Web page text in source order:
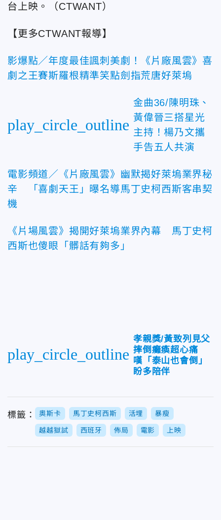
台上映。（CTWANT）
【更多CTWANT報導】
影爆點／年度最佳諷刺美劇！《片廠風雲》喜
劇之王賽斯羅根精準笑點劍指荒唐好萊塢
play_circle_outline
金曲36/陳明珠、
黃偉晉三搭星光
主持！楊乃文攜
手告五人共演
電影頻道／《片廠風雲》幽默揭好萊塢業界秘
辛 「喜劇天王」曝名導馬丁史柯西斯客串契
機
《片場風雲》揭開好萊塢業界內幕 馬丁史柯
西斯也傻眼「髒話有夠多」
play_circle_outline
孝親獎/黃致列見父
摔倒癱瘓超心痛
嘆「泰山也會倒」
盼多陪伴
標籤： 奧斯卡 馬丁史柯西斯 活埋 暴瘦
越越獄試 西班牙 佈局 電影 上映